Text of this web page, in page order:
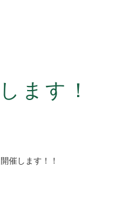
ます！
催します！！